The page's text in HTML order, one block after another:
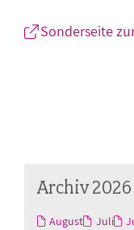
Sonderseite
Archiv 2026
August Juli